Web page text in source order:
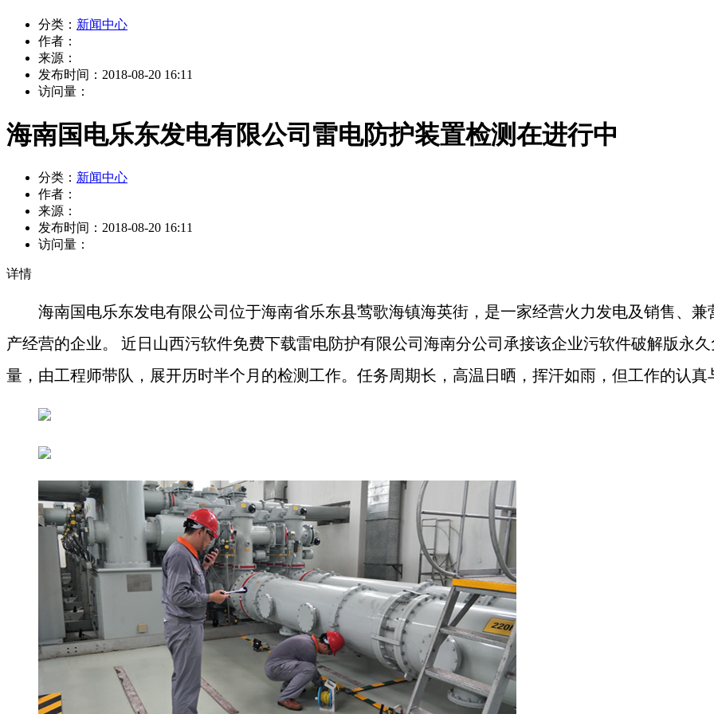
分类： 新闻中心
作者：
来源：
发布时间： 2018-08-20 16:11
访问量：
海南国电乐东发电有限公司雷电防护装置检测在进行中
分类： 新闻中心
作者：
来源：
发布时间： 2018-08-20 16:11
访问量：
详情
海南国电乐东发电有限公司位于海南省乐东县莺歌海镇海英街，是一家经营火力发电及销售、
产经营的企业。 近日山西污软件免费下载雷电防护有限公司海南分公司承接该企业污软件破解版永久免
量 ， 由工程师带队，展开历时半个月的检测工作。 任务周期长，高温日晒，挥汗如雨，但工作的